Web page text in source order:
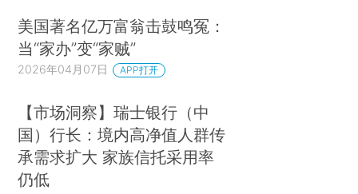
美国著名亿万富翁击鼓鸣冤：
当“家办”变“家贼”
2026年04月07日 APP打开
【市场洞察】瑞士银行（中
国）行长：境内高净值人群传
承需求扩大 家族信托采用率
仍低